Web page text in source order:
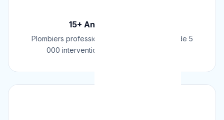
15+ Ans d'Expérience
Plombiers professionnels depuis 2009. Plus de 5
000 interventions réussies en Belgique.